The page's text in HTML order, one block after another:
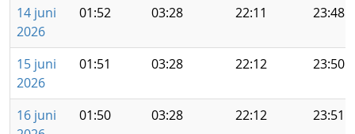
14 juni
2026
01:52 03:28 22:11 23:48
15 juni
2026
01:51 03:28 22:12 23:50
16 juni
01:50 03:28 22:12 23:51